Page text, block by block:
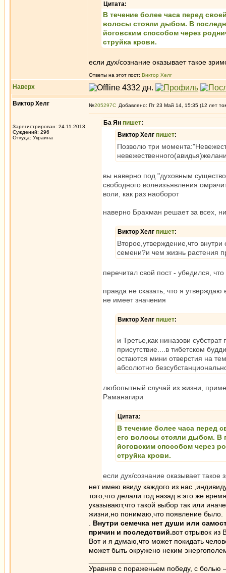
Цитата:
В течение более часа перед
волосы стояли дыбом. В
йоговским способом через
струйка крови.
если дух/сознание оказывает такое
Ответы на этот пост: Виктор Хелг
Наверх
Виктор Хелг
Зарегистрирован: 24.11.2013
Суждений: 296
Откуда: Украина
№205297 Добавлено: Пт 23 Май 14, 15:35 (12 лет
Ба Ян пишет:
Виктор Хелг пишет:
Позволю три
вы наверно под "духовным
свободного волеизъявления
воли, как раз наоборот
наверно Брахман решает за всех,
Виктор Хелг пишет:
Второе,утверждение,что
семени?и чем жизнь растения
перечитал свой пост - убедился,
правда не сказать, что я
не имеет значения
Виктор Хелг пишет:
и Третье,как ниназови
присутствие....в тибетском
остаются мини отверстия на
абсолютно
любопытный случай из жизни,
Раманагири
Цитата:
В течение более часа перед
его волосы стояли дыбом. В
йоговским способом через
струйка крови.
если дух/сознание оказывает
нет имею ввиду каждого из нас
того,что делали год назад в это же
указывают,что такой выбор так или
жизни,но понимаю,что появление было.
Внутри семечка нет души или
причин и последствий.вот отрывок из
Вот и я думаю,что может покидать
может быть окружено неким
Уравняв с пораженьем победу, с болью